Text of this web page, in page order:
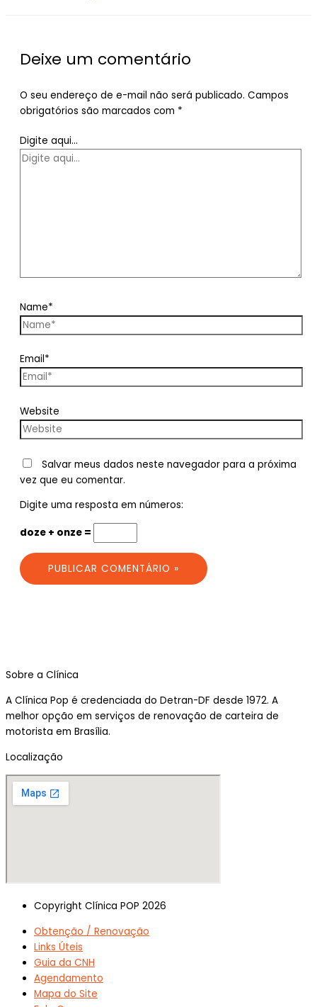
Deixe um comentário
O seu endereço de e-mail não será publicado. Campos
obrigatórios são marcados com *
Digite aqui...
Name*
Email*
Website
Salvar meus dados neste navegador para a próxima
vez que eu comentar.
Digite uma resposta em números:
doze + onze =
Sobre a Clínica
A Clínica Pop é credenciada do Detran-DF desde 1972. A
melhor opção em serviços de renovação de carteira de
motorista em Brasília.
Localização
Copyright Clínica POP 2026
Obtenção / Renovação
Links Úteis
Guia da CNH
Agendamento
Mapa do Site